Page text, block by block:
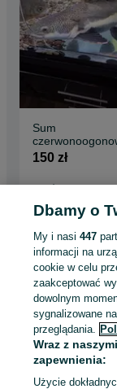
Sum
150 zł
Strona główna
akwariowe - Śląskie
KATEGORIA
1060347215
Dbamy o
My i nasi447
informacji na
cookie w celu
zaakceptować
dowolnym
sygnalizowane
przeglądania.
Wraz z
zapewnienia:
Użycie